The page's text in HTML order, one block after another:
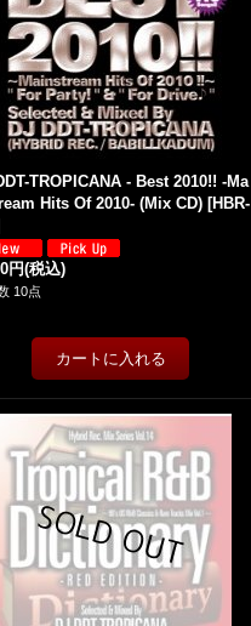
TROPICANA - Best 2010!! -Ma
Hits Of 2010- (Mix CD) [HBR-
円(税込)
10点